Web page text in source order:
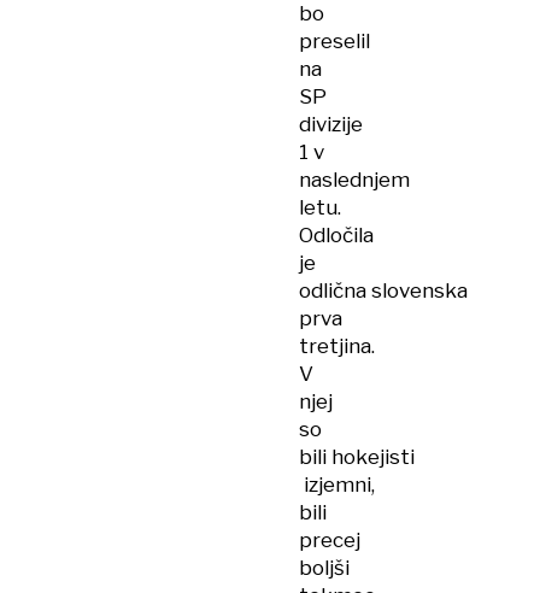
bo
preselil
na
SP
divizije
1 v
naslednjem
letu.
Odločila
je
odlična slovenska
prva
tretjina.
V
njej
so
bili hokejisti
izjemni,
bili
precej
boljši